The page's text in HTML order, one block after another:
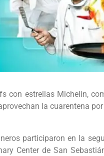
con estrellas Michelin,
la cuarentena
participaron en la
Center de San